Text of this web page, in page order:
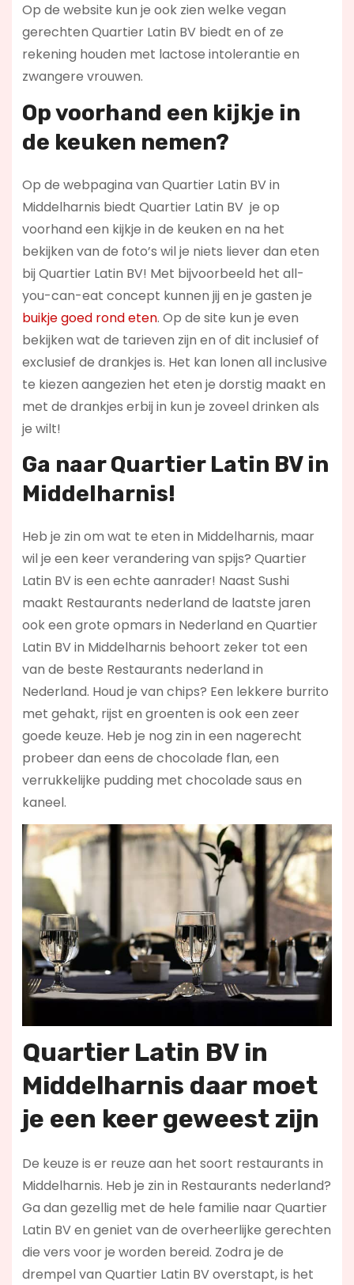
Op de website kun je ook zien welke vegan
gerechten Quartier Latin BV biedt en of ze
rekening houden met lactose intolerantie en
zwangere vrouwen.
Op voorhand een kijkje in
de keuken nemen?
Op de webpagina van Quartier Latin BV in
Middelharnis biedt Quartier Latin BV je op
voorhand een kijkje in de keuken en na het
bekijken van de foto’s wil je niets liever dan eten
bij Quartier Latin BV! Met bijvoorbeeld het all-
you-can-eat concept kunnen jij en je gasten je
buikje goed rond eten. Op de site kun je even
bekijken wat de tarieven zijn en of dit inclusief of
exclusief de drankjes is. Het kan lonen all inclusive
te kiezen aangezien het eten je dorstig maakt en
met de drankjes erbij in kun je zoveel drinken als
je wilt!
Ga naar Quartier Latin BV in
Middelharnis!
Heb je zin om wat te eten in Middelharnis, maar
wil je een keer verandering van spijs? Quartier
Latin BV is een echte aanrader! Naast Sushi
maakt Restaurants nederland de laatste jaren
ook een grote opmars in Nederland en Quartier
Latin BV in Middelharnis behoort zeker tot een
van de beste Restaurants nederland in
Nederland. Houd je van chips? Een lekkere burrito
met gehakt, rijst en groenten is ook een zeer
goede keuze. Heb je nog zin in een nagerecht
probeer dan eens de chocolade flan, een
verrukkelijke pudding met chocolade saus en
kaneel.
Quartier Latin BV in
Middelharnis daar moet
je een keer geweest zijn
De keuze is er reuze aan het soort restaurants in
Middelharnis. Heb je zin in Restaurants nederland?
Ga dan gezellig met de hele familie naar Quartier
Latin BV en geniet van de overheerlijke gerechten
die vers voor je worden bereid. Zodra je de
drempel van Quartier Latin BV overstapt, is het